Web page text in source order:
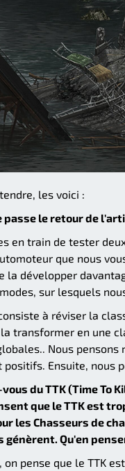
les voici :
passe le retour de
en train de tester
que nous
la développer
sur lesquels
à réviser la
transformer en une
Nous
positifs. Ensuite, nous
du TTK (Time To
que le TTK est
les Chasseurs de
génèrent. Qu'en
on pense que le TTK